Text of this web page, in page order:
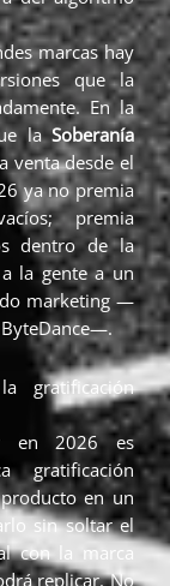
marcas hay
que la
En la
laSoberanía
venta desde el
ya no premia
premia
dentro de la
la gente a un
marketing —
gratificación
en 2026 es
gratificación
en un
sin soltar el
con la marca
replicar. No